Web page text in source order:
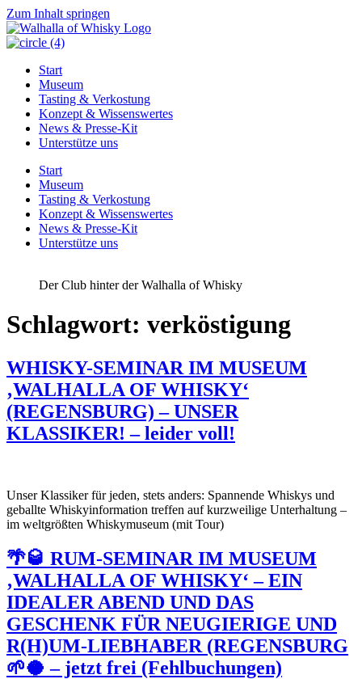
Zum Inhalt springen
Start
Museum
Tasting & Verkostung
Konzept & Wissenswertes
News & Presse-Kit
Unterstütze uns
Start
Museum
Tasting & Verkostung
Konzept & Wissenswertes
News & Presse-Kit
Unterstütze uns
Der Club hinter der Walhalla of Whisky
Schlagwort: verköstigung
WHISKY-SEMINAR IM MUSEUM
‚WALHALLA OF WHISKY‘
(REGENSBURG) – UNSER
KLASSIKER! – leider voll!
Unser Klassiker für jeden, stets anders: Spannende Whiskys und
geballte Whiskyinformation treffen auf kurzweilige Unterhaltung –
im weltgrößten Whiskymuseum (mit Tour)
🌴🥃 RUM-SEMINAR IM MUSEUM
‚WALHALLA OF WHISKY‘ – EIN
IDEALER ABEND UND DAS
GESCHENK FÜR NEUGIERIGE UND
R(H)UM-LIEBHABER (REGENSBURG
🌱🥥 – jetzt frei (Fehlbuchungen)